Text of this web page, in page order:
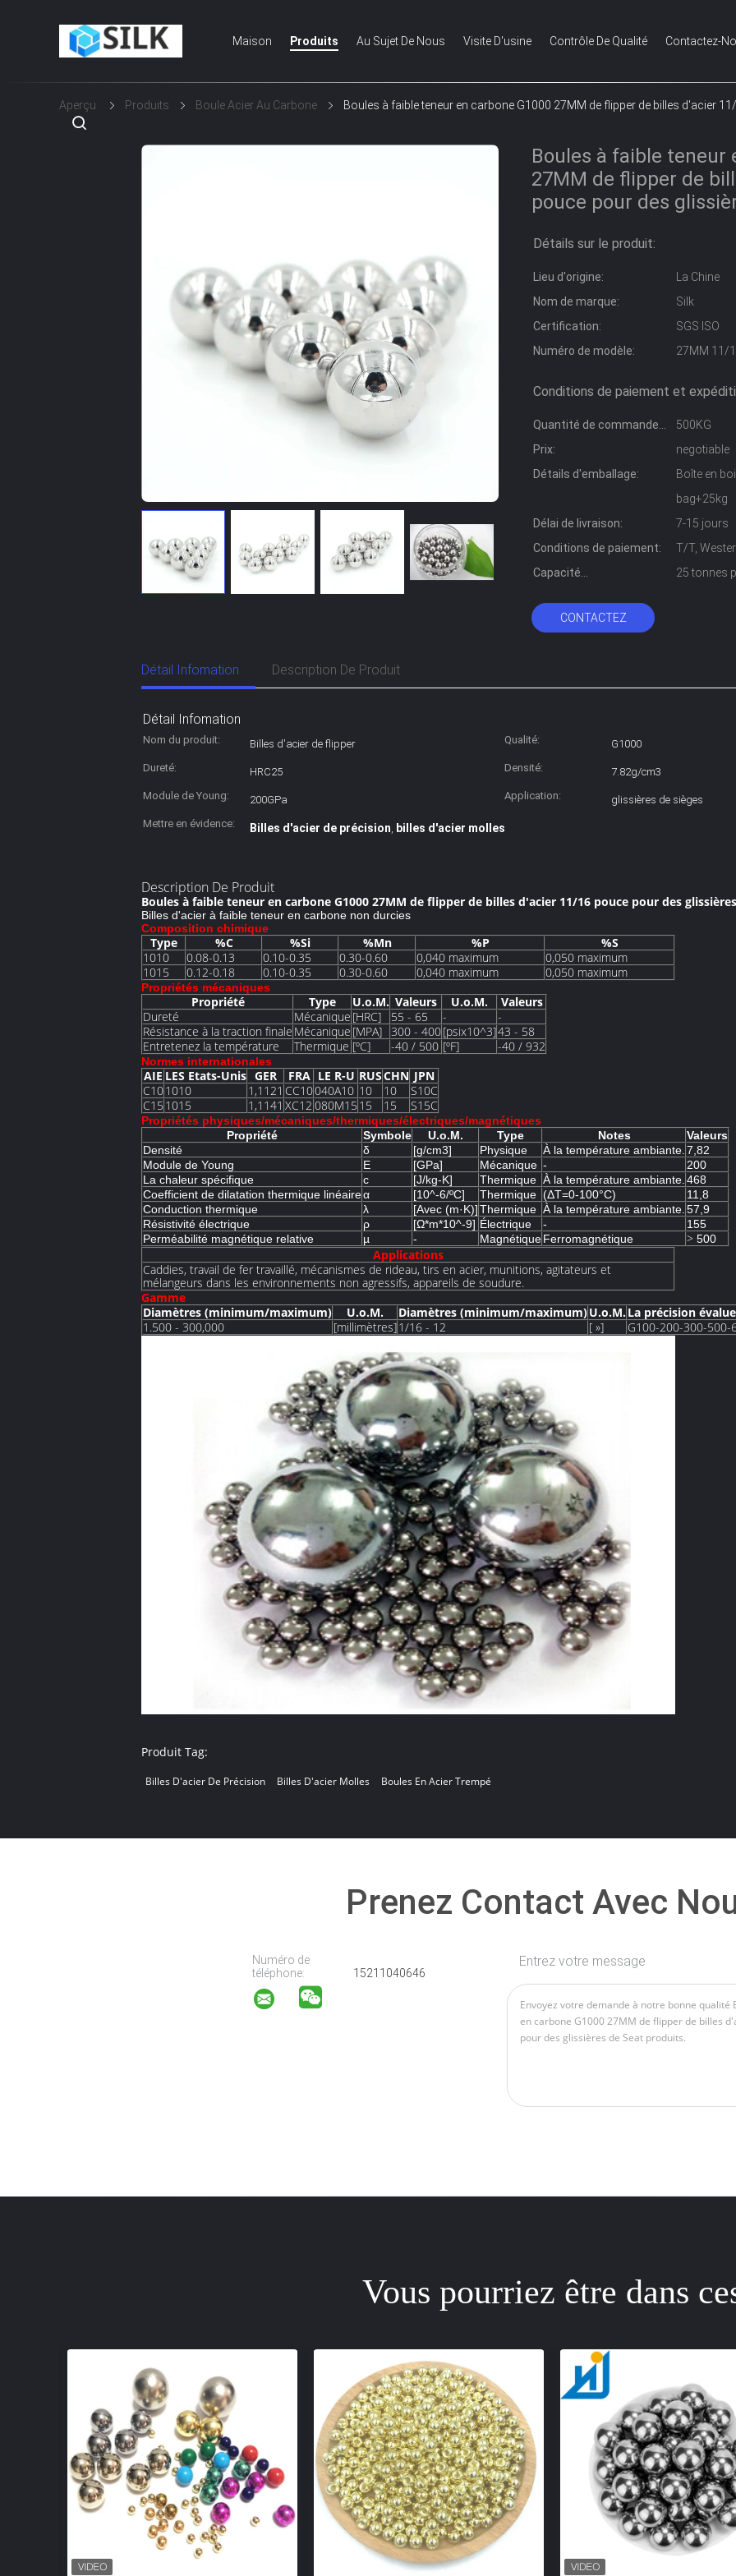
Maison Produits Au Sujet De Nous Visite D'usine Contrôle De Qualité Contactez-
Aperçu Produits Boule Acier Au Carbone Boules à faible teneur en carbone G1000 27MM de flipper de billes d'acier
Boules à faible teneur
27MM de flipper de
pouce pour des
Détails sur le produit:
Lieu d'origine:
La Chine
Nom de marque:
Silk
Certification:
SGS ISO
Numéro de modèle:
27MM 11/
Conditions de paiement et
Quantité de commande
min:
500KG
Prix:
negotiable
Détails d'emballage:
Boîte en
bag+25kg
Délai de livraison:
7-15 jours
Conditions de paiement:
T/T,
Capacité
25 tonnes
CONTACTEZ
Détail Infomation Description De Produit
Détail Infomation
Nom du produit: Billes d'acier de flipper Qualité:
G1000
Dureté:
HRC25 Densité:
7.82g/cm3
Module de Young:
200GPa Application:
glissières de sièges
Mettre en évidence:
Billes d'acier de précision, billes d'acier molles
Description De Produit
Boules à faible teneur en carbone G1000 27MM de flipper de billes d'acier 11/16 pouce pour des
Billes d'acier à faible teneur en carbone non durcies
Composition chimique
Type %C %Si %Mn %P
%S
1010
0.08-0.13 0.10-0.35 0.30-0.60 0,040 maximum
0,050 maximum
1015
0.12-0.18 0.10-0.35 0.30-0.60 0,040 maximum 0,050 maximum
Propriétés mécaniques
Propriété Type U.o.M. Valeurs U.o.M.
Valeurs
Dureté
Mécanique [HRC] 55 - 65 -
-
Résistance à la traction finale Mécanique [MPA] 300 - 400[psix10^3]43 - 58
Entretenez la température
Thermique [ºC] -40 / 500 [ºF] -40 / 932
Normes internationales
AIE LES Etats-Unis GER FRA LE R-U RUSCHN JPN
C101010 1,1121 CC10040A10 10 10
S10C
C15 1015 1,1141 XC12 080M15 15 15 S15C
Propriétés physiques/mécaniques/thermiques/électriques/magnétiques
Propriété
Symbole U.o.M. Type Notes
Valeurs
Densité
δ [g/cm3] Physique À la température ambiante. 7,82
Module de Young
E [GPa] Mécanique -
200
La chaleur spécifique
c [J/kg-K] Thermique À la température ambiante. 468
Coefficient de dilatation thermique linéaireα [10^-6/ºC] Thermique (ΔT=0-100°C)
11,8
Conduction thermique
λ [Avec (m·K)]Thermique À la température ambiante. 57,9
Résistivité électrique
ρ [Ω*m*10^-9] Électrique -
155
Perméabilité magnétique relative
µ - MagnétiqueFerromagnétique > 500
Applications
Caddies, travail de fer travaillé, mécanismes de rideau, tirs en acier, munitions, agitateurs et
mélangeurs dans les environnements non agressifs, appareils de soudure.
Gamme
Diamètres (minimum/maximum)
U.o.M. Diamètres (minimum/maximum)U.o.M.La précision
1.500 - 300,000
[millimètres]1/16 - 12 [ »] G100-200-300-500-
Produit Tag:
Billes D'acier De Précision Billes D'acier Molles Boules En Acier Trempé
Prenez Contact Avec
Numéro de
téléphone:
15211040646
Entrez votre message
Vous pourriez être dans